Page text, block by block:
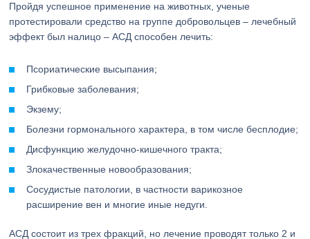
Пройдя успешное применение на животных, ученые
протестировали средство на группе добровольцев – лечебный
эффект был налицо – АСД способен лечить:
Псориатические высыпания;
Грибковые заболевания;
Экзему;
Болезни гормонального характера, в том числе бесплодие;
Дисфункцию желудочно-кишечного тракта;
Злокачественные новообразования;
Сосудистые патологии, в частности варикозное
расширение вен и многие иные недуги.
АСД состоит из трех фракций, но лечение проводят только 2 и